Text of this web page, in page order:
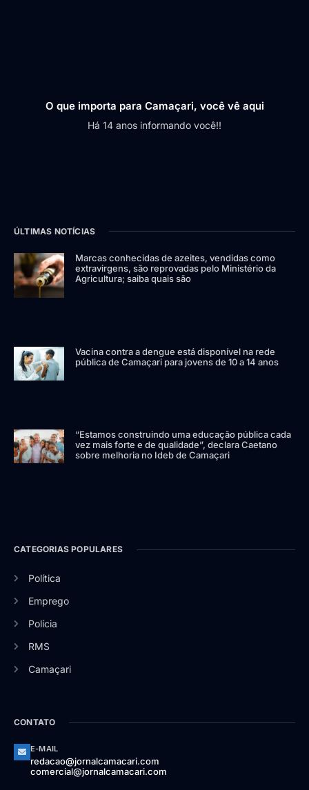
O que importa para Camaçari, você vê aqui
Há 14 anos informando você!!
ÚLTIMAS NOTÍCIAS
Marcas conhecidas de azeites, vendidas como
extravirgens, são reprovadas pelo Ministério da
Agricultura; saiba quais são
Vacina contra a dengue está disponível na rede
pública de Camaçari para jovens de 10 a 14 anos
“Estamos construindo uma educação pública cada
vez mais forte e de qualidade”, declara Caetano
sobre melhoria no Ideb de Camaçari
CATEGORIAS POPULARES
Política
Emprego
Polícia
RMS
Camaçari
CONTATO
E-MAIL
redacao@jornalcamacari.com
comercial@jornalcamacari.com